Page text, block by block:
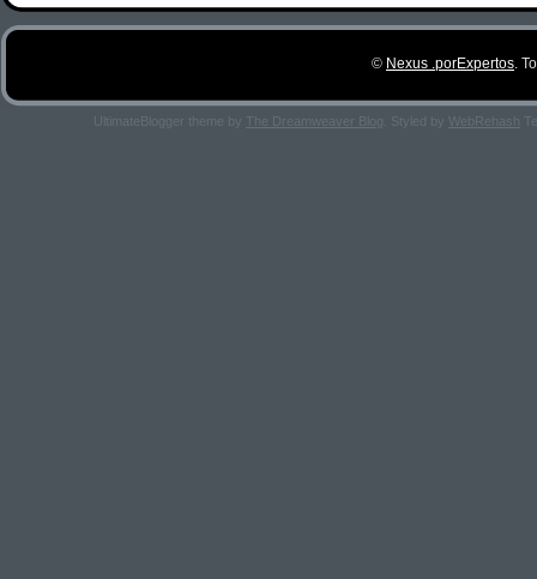
© Nexus .porExpertos.
UltimateBlogger theme by The Dreamweaver Blog . Styled by WebRehash